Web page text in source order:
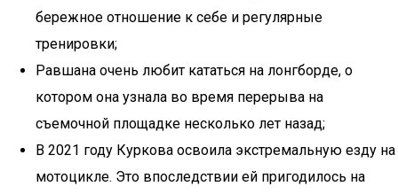
бережное отношение к себе и регулярные
тренировки;
Равшана очень любит кататься на лонгборде, о
котором она узнала во время перерыва на
съемочной площадке несколько лет назад;
В 2021 году Куркова освоила экстремальную езду на
мотоцикле. Это впоследствии ей пригодилось на